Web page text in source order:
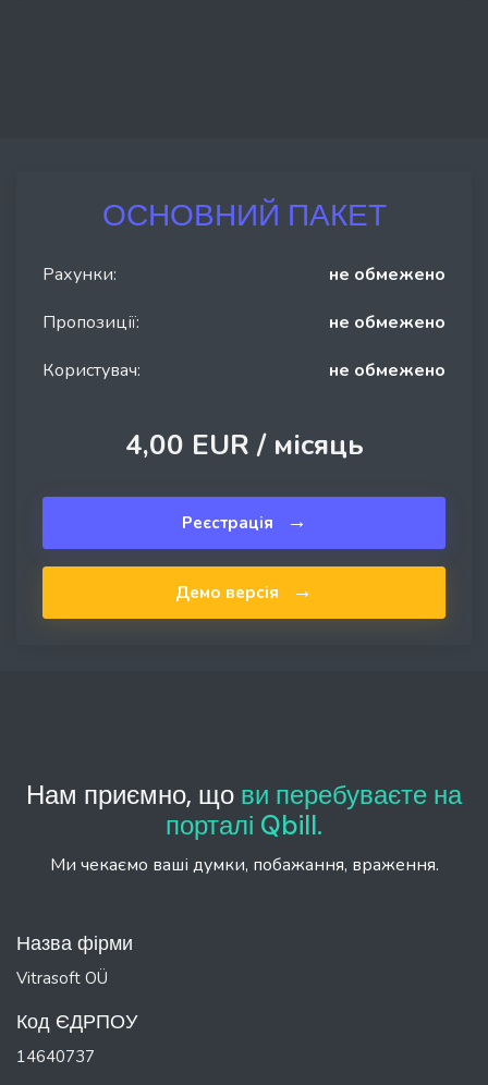
ОСНОВНИЙ ПАКЕТ
Рахунки:
не обмежено
Пропозиції:
не обмежено
Користувач:
не обмежено
4,00 EUR / місяць
Реєстрація →
Демо версія →
Нам приємно, що ви перебуваєте на
порталі Qbill.
Ми чекаємо ваші думки, побажання, враження.
Назва фірми
Vitrasoft OÜ
Код ЄДРПОУ
14640737